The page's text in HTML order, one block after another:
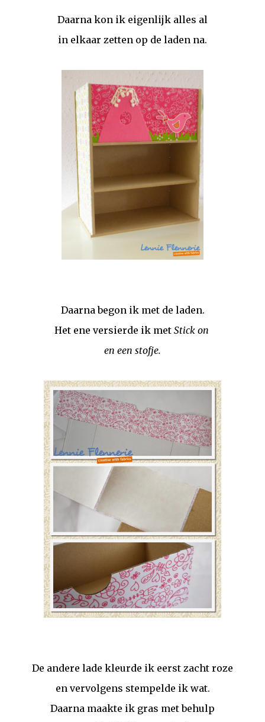
Daarna kon ik eigenlijk alles al
in elkaar zetten op de laden na.
Daarna begon ik met de laden.
Het ene versierde ik met Stick on
en een stofje.
De andere lade kleurde ik eerst zacht roze
en vervolgens stempelde ik wat.
Daarna maakte ik gras met behulp